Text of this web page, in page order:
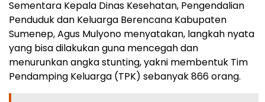
Sementara Kepala Dinas Kesehatan, Pengendalian
Penduduk dan Keluarga Berencana Kabupaten
Sumenep, Agus Mulyono menyatakan, langkah nyata
yang bisa dilakukan guna mencegah dan
menurunkan angka stunting, yakni membentuk Tim
Pendamping Keluarga (TPK) sebanyak 866 orang.